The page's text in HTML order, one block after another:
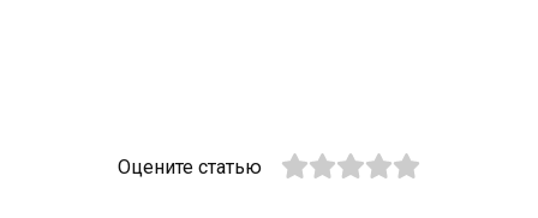
Оцените статью